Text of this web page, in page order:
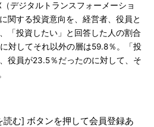
デジタルトランスフォーメーショ
関する投資意向を、経営者、役員と
「投資したい」と回答した人の割合
対してそれ以外の層は59.8％。「投
役員が23.5％だったのに対して、そ
む] ボタンを押して会員登録あ